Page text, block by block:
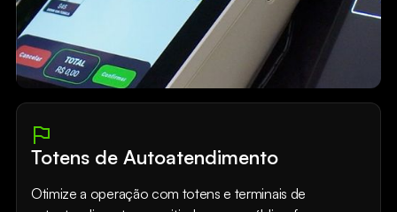
Totens de Autoatendimento
Otimize a operação com totens e terminais de